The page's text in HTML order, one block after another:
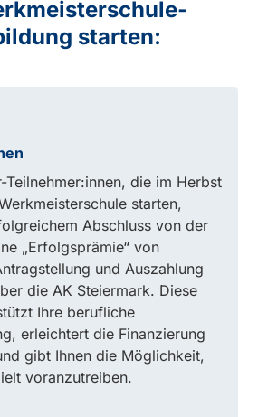
starten:
Teilnehmer:innen, die im Herbst
starten,
Abschluss von der
„Erfolgsprämie“ von
und Auszahlung
die AK Steiermark. Diese
Ihre berufliche
erleichtert die Finanzierung
gibt Ihnen die Möglichkeit,
voranzutreiben.